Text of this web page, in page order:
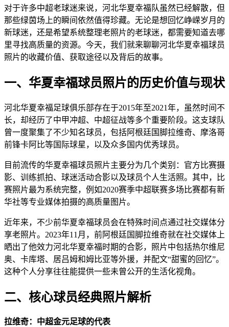
对于许多中超老球迷来说，河北华夏幸福队虽然已经解散，但
那些绿茵场上的瞬间依然值得珍藏。无论是想回忆峥嵘岁月的
新球迷，还是希望系统整理老照片的老球迷，都需要知道去哪
里寻找高质量的资源。今天，我们就来聊聊河北华夏幸福球员
照片的收藏价值、获取途径以及背后的故事。
一、华夏幸福球员照片的历史价值与现状
河北华夏幸福足球俱乐部存在于2015年至2021年，虽然时间不
长，却经历了中甲冲超、中超征战等多个重要阶段。这支球队
曾一度聚集了不少知名球员，包括阿根廷国脚拉维奇、摩洛哥
前锋卡阿比等国际球星，以及众多国内优秀球员。
目前流传的华夏幸福球员照片主要分为几个类别：官方比赛摄
影、训练抓拍、球迷活动合影以及球员个人生活照。其中，比
赛照片最为系统完整，例如2020赛季中超联赛多场比赛都有新
华社等专业媒体拍摄的高质量图片。
近年来，不少前华夏幸福球员会在特殊时间点通过社交媒体分
享老照片。2023年11月，前阿根廷国脚拉维奇就在社交媒体上
晒出了他效力河北华夏幸福时期的合影，照片中包括热尔维尼
奥、卡库塔、居吕姆和姆比亚等外援，并配文“甜蜜的回忆”。
这种个人分享往往能提供一些未曾公开的生活化视角。
二、核心球员经典照片解析
​拉维奇：中超金元足球的代表​